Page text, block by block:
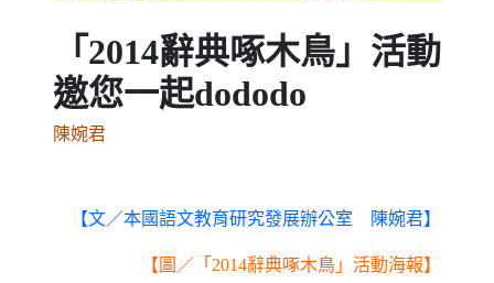
「2014辭典啄木鳥」活動
邀您一起dododo
陳婉君
【文／本國語文教育研究發展辦公室 陳婉君】
【圖／「2014辭典啄木鳥」活動海報】